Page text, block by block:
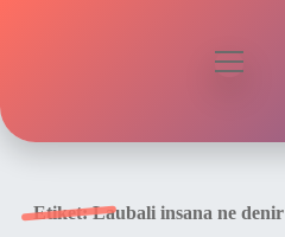
menüyü
Etiket:Laubali insana ne denir